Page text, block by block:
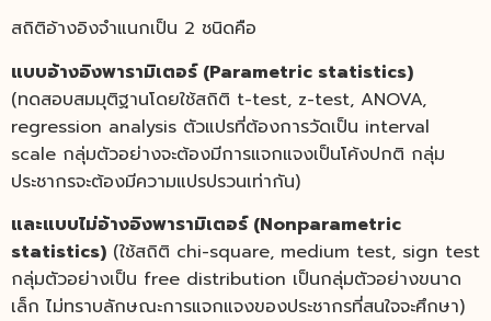
สถิติอ้างอิงจำแนกเป็น 2 ชนิดคือ
แบบอ้างอิงพารามิเตอร์ (Parametric statistics)
(ทดสอบสมมุติฐานโดยใช้สถิติ t-test, z-test, ANOVA,
regression analysis ตัวแปรที่ต้องการวัดเป็น interval
scale กลุ่มตัวอย่างจะต้องมีการแจกแจงเป็นโค้งปกติ กลุ่ม
ประชากรจะต้องมีความแปรปรวนเท่ากัน)
และแบบไม่อ้างอิงพารามิเตอร์ (Nonparametric
statistics) (ใช้สถิติ chi-square, medium test, sign test
กลุ่มตัวอย่างเป็น free distribution เป็นกลุ่มตัวอย่างขนาด
เล็ก ไม่ทราบลักษณะการแจกแจงของประชากรที่สนใจจะศึกษา)